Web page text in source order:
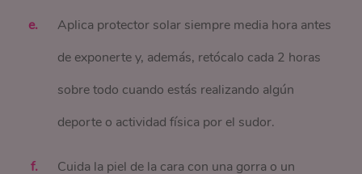
Aplica protector solar siempre media hora antes
de exponerte y, además, retócalo cada 2 horas
sobre todo cuando estás realizando algún
deporte o actividad física por el sudor.
Cuida la piel de la cara con una gorra o un